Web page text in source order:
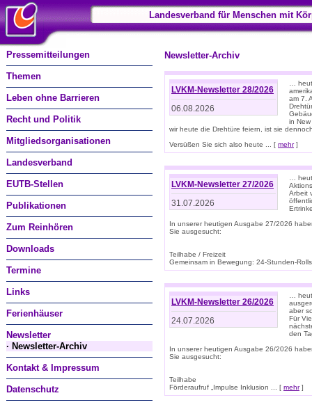
Landesverband für Menschen mit
Pressemitteilungen
Themen
Leben ohne Barrieren
Recht und Politik
Mitgliedsorganisationen
Landesverband
EUTB-Stellen
Publikationen
Zum Reinhören
Downloads
Termine
Links
Ferienhäuser
Newsletter
· Newsletter-Archiv
Kontakt & Impressum
Datenschutz
Newsletter-Archiv
LVKM-Newsletter 28/2026
06.08.2026
…
am 7.
in
wir heute die Drehtüre feiern, ist sie
Versüßen Sie sich also heute ... [ mehr]
LVKM-Newsletter 27/2026
31.07.2026
…
Arbeit
In unserer heutigen Ausgabe 27/2026
Sie ausgesucht:
Teilhabe / Freizeit
Gemeinsam in Bewegung: 24-Stunden-
LVKM-Newsletter 26/2026
24.07.2026
…
aber
Für
den
In unserer heutigen Ausgabe 26/2026
Sie ausgesucht:
Teilhabe
Förderaufruf „Impulse Inklusion ... [ mehr]